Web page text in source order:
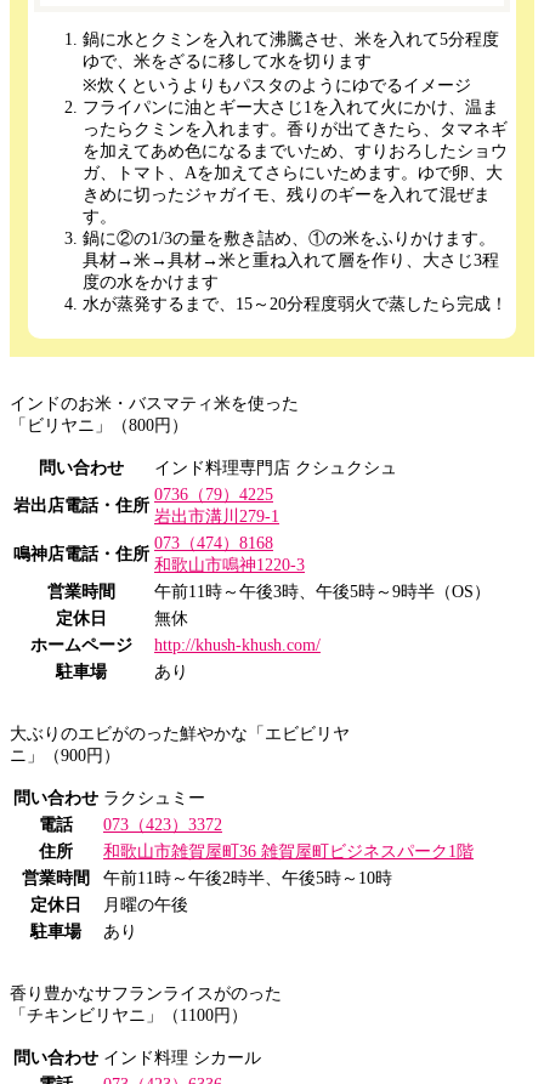
鍋に水とクミンを入れて沸騰させ、米を入れて5分程度
ゆで、米をざるに移して水を切ります
※炊くというよりもパスタのようにゆでるイメージ
フライパンに油とギー大さじ1を入れて火にかけ、温ま
ったらクミンを入れます。香りが出てきたら、タマネギ
を加えてあめ色になるまでいため、すりおろしたショウ
ガ、トマト、Aを加えてさらにいためます。ゆで卵、大
きめに切ったジャガイモ、残りのギーを入れて混ぜま
す。
鍋に②の1/3の量を敷き詰め、①の米をふりかけます。
具材→米→具材→米と重ね入れて層を作り、大さじ3程
度の水をかけます
水が蒸発するまで、15～20分程度弱火で蒸したら完成！
インドのお米・バスマティ米を使った
「ビリヤニ」（800円）
問い合わせ インド料理専門店 クシュクシュ
岩出店電話・住所
0736（79）4225
岩出市溝川279-1
鳴神店電話・住所
073（474）8168
和歌山市鳴神1220-3
営業時間
午前11時～午後3時、午後5時～9時半（OS）
定休日
無休
ホームページ
http://khush-khush.com/
駐車場
あり
大ぶりのエビがのった鮮やかな「エビビリヤ
ニ」（900円）
問い合わせ ラクシュミー
電話
073（423）3372
住所
和歌山市雑賀屋町36 雑賀屋町ビジネスパーク1階
営業時間
午前11時～午後2時半、午後5時～10時
定休日
月曜の午後
駐車場
あり
香り豊かなサフランライスがのった
「チキンビリヤニ」（1100円）
問い合わせ インド料理 シカール